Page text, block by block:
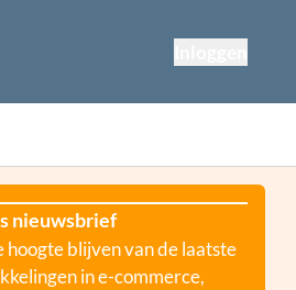
nieuwsbrief
hoogte blijven van de laatste
in e-commerce,